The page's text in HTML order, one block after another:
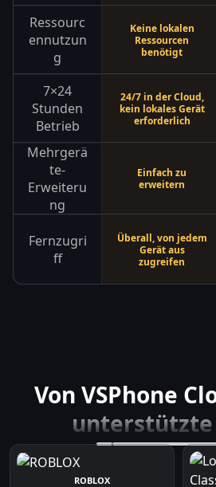
Ressourc
ennutzun
g
Keine lokalen
Ressourcen
benötigt
7×24
Stunden
Betrieb
24/7 in der Cloud,
kein lokales Gerät
erforderlich
Mehrgerä
te-
Erweiteru
ng
Einfach zu
erweitern
Fernzugri
ff
Überall, von jedem
Gerät aus
zugreifen
Von VSPhone
unterstützte
ROBLOX